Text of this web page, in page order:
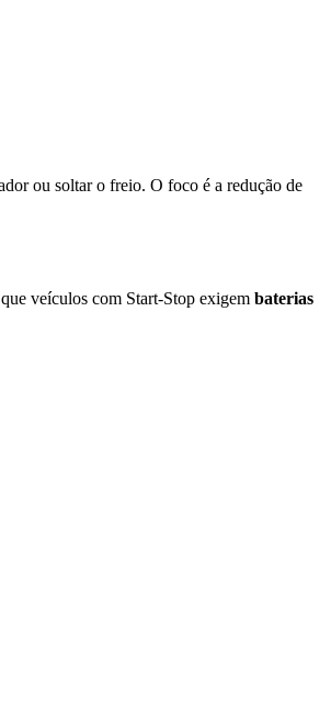
ou soltar o freio. O foco é a redução de
veículos com Start-Stop exigem baterias